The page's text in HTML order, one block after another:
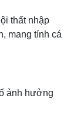
thất nhập
mang tính cá
ảnh hưởng